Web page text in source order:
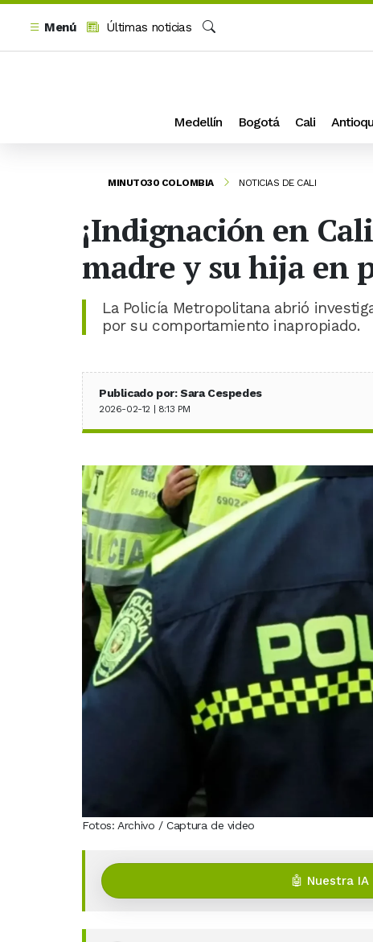
Menú
Últimas noticias
Medellín Bogotá Cali
MINUTO30 COLOMBIA NOTICIAS DE CALI
¡Indignación en
madre y su hija en
La Policía Metropolitana abrió
por su comportamiento inapropiado.
Publicado por: Sara Cespedes
2026-02-12 | 8:13 PM
Fotos: Archivo / Captura de video
🤖 Nuestra